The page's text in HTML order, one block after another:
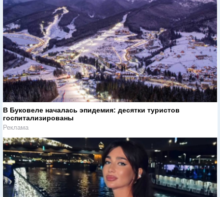
В Буковеле началась эпидемия: десятки туристов
госпитализированы
Реклама